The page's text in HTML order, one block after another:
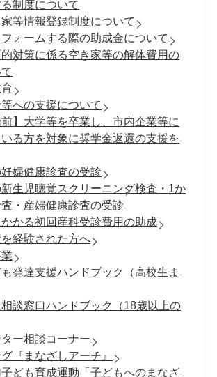
制度について
等情報登録制度について
ォームする際の助成金について
対策に係る空き家等の解体費用の
への支援について
前】大学等を卒業し、市内企業等に
る方を対象に奨学金返還の支援を
婦健康診査の受診
生児聴覚スクリーニング検査・1か
・産婦健康診査の受診
かる初回産科受診費用の助成
経験された方へ
発達支援ハンドブック（高校生ま
談窓口ハンドブック（18歳以上の
ー相談コーナー
『まなざしアーチ』
ども育成運動「子どもへのまなざ